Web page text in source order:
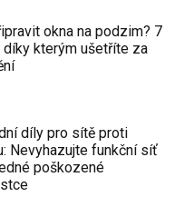
okna na podzim? 7
díky kterým ušetříte za
díly pro sítě proti
Nevyhazujte funkční síť
poškozené